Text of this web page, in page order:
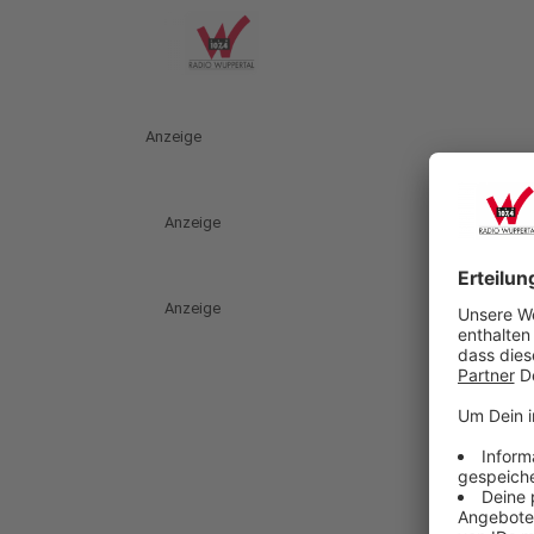
Anzeige
Anzeige
Anzeige